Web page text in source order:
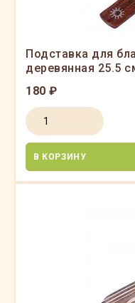
Подставка для
деревянная 25.5
180 ₽
В КОРЗИНУ